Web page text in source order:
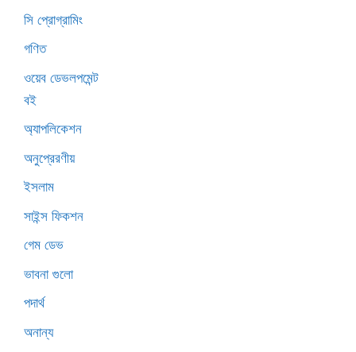
সি প্রোগ্রামিং
গণিত
ওয়েব ডেভলপমেন্ট
বই
অ্যাপলিকেশন
অনুপ্রেরণীয়
ইসলাম
সাইন্স ফিকশন
গেম ডেভ
ভাবনা গুলো
পদার্থ
অনান্য